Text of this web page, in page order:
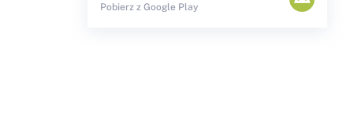
Pobierz z Google Play